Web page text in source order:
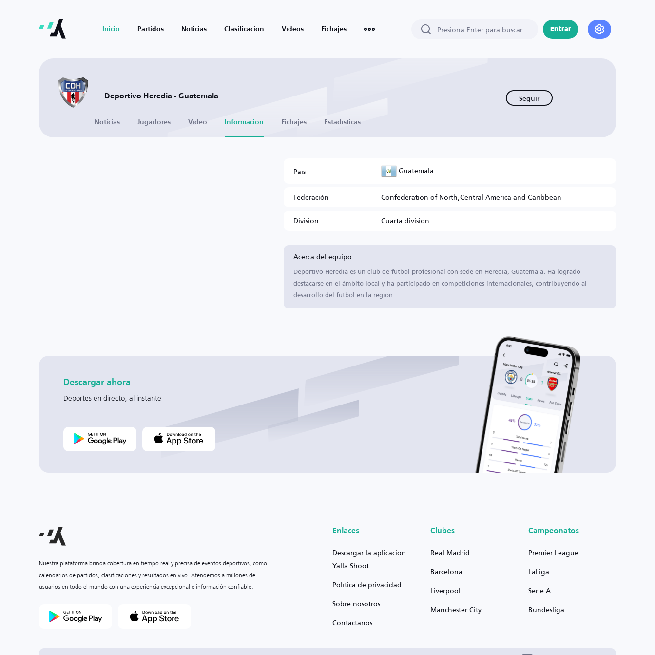
Inicio Partidos Noticias Clasificación Vídeos Fichajes Entrar
Deportivo Heredia - Guatemala Seguir
Noticias Jugadores Vídeo Información Fichajes Estadísticas
País Guatemala
Federación
Confederation of North,Central America and Caribbean
División
Cuarta división
Acerca del equipo
Deportivo Heredia es un club de fútbol profesional con sede en Heredia, Guatemala. Ha logrado
destacarse en el ámbito local y ha participado en competiciones internacionales, contribuyendo al
desarrollo del fútbol en la región.
Descargar ahora
Deportes en directo, al instante
Nuestra plataforma brinda cobertura en tiempo real y precisa de eventos deportivos, como
calendarios de partidos, clasificaciones y resultados en vivo. Atendemos a millones de
usuarios en todo el mundo con una experiencia excepcional e información confiable.
Enlaces
Descargar la aplicación
Yalla Shoot
Política de privacidad
Sobre nosotros
Contáctanos
Clubes
Real Madrid
Barcelona
Liverpool
Manchester City
Campeonatos
Premier League
LaLiga
Serie A
Bundesliga